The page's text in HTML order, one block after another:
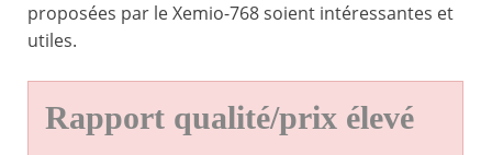
proposées par le Xemio-768 soient intéressantes et
utiles.
Rapport qualité/prix élevé